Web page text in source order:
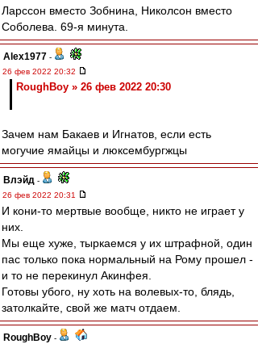
Ларссон вместо Зобнина, Николсон вместо
Соболева. 69-я минута.
Alex1977 -
26 фев 2022 20:32
RoughBoy » 26 фев 2022 20:30
Зачем нам Бакаев и Игнатов, если есть
могучие ямайцы и люксембургжцы
Влэйд -
26 фев 2022 20:31
И кони-то мертвые вообще, никто не играет у
них.
Мы еще хуже, тыркаемся у их штрафной, один
пас только пока нормальный на Рому прошел -
и то не перекинул Акинфея.
Готовы убого, ну хоть на волевых-то, блядь,
затолкайте, свой же матч отдаем.
RoughBoy -